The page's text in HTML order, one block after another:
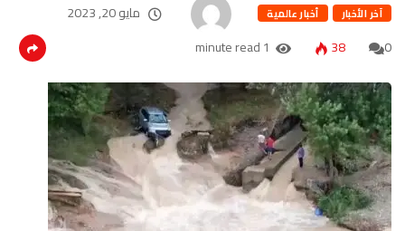
آخر الأخبار أخبار عالمية
مايو 20, 2023
0
38
1 minute read